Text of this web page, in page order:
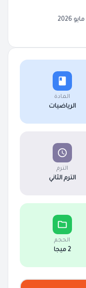
المادة
الرياضيات
الترم
الترم الثاني
الحجم
2 ميجا